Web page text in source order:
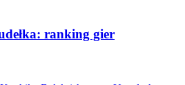
ranking gier